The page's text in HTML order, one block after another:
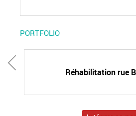
PORTFOLIO
Réhabilitation rue